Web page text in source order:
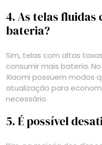
4. As telas fluidas
bateria?
Sim, telas com altas
consumir mais bateria.
Xiaomi possuem modos
atualização para
necessário.
5. É possível